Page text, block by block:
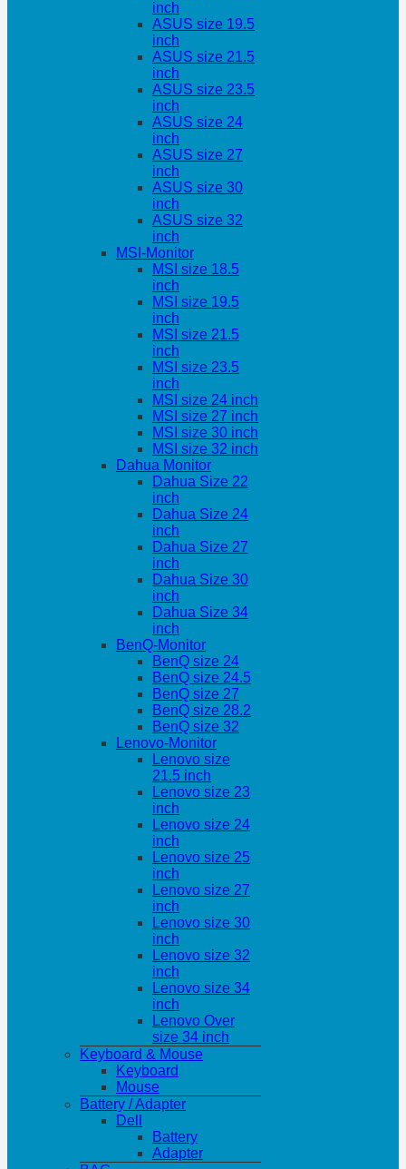
inch
ASUS size 19.5
inch
ASUS size 21.5
inch
ASUS size 23.5
inch
ASUS size 24
inch
ASUS size 27
inch
ASUS size 30
inch
ASUS size 32
inch
MSI-Monitor
MSI size 18.5
inch
MSI size 19.5
inch
MSI size 21.5
inch
MSI size 23.5
inch
MSI size 24 inch
MSI size 27 inch
MSI size 30 inch
MSI size 32 inch
Dahua Monitor
Dahua Size 22
inch
Dahua Size 24
inch
Dahua Size 27
inch
Dahua Size 30
inch
Dahua Size 34
inch
BenQ-Monitor
BenQ size 24
BenQ size 24.5
BenQ size 27
BenQ size 28.2
BenQ size 32
Lenovo-Monitor
Lenovo size
21.5 inch
Lenovo size 23
inch
Lenovo size 24
inch
Lenovo size 25
inch
Lenovo size 27
inch
Lenovo size 30
inch
Lenovo size 32
inch
Lenovo size 34
inch
Lenovo Over
size 34 inch
Keyboard & Mouse
Keyboard
Mouse
Battery / Adapter
Dell
Battery
Adapter